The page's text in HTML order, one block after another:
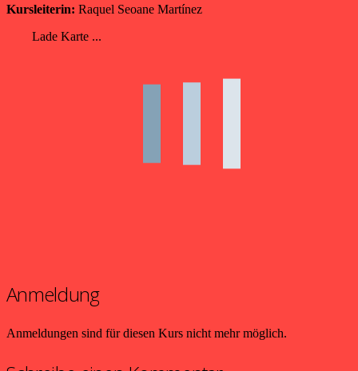
Kursleiterin: Raquel Seoane Martínez
Lade Karte ...
Anmeldung
Anmeldungen sind für diesen Kurs nicht mehr möglich.